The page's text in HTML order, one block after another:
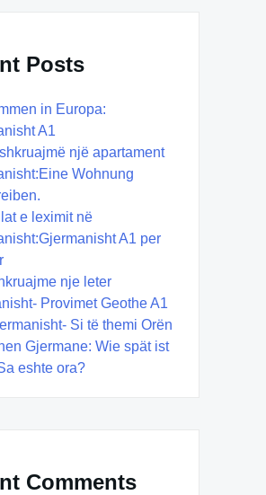
Posts
in Europa:
A1
një apartament
Wohnung
e leximit në
A1 per
nje leter
Provimet Geothe A1
Si të themi Orën
Gjermane: Wie spät ist
eshte ora?
Comments